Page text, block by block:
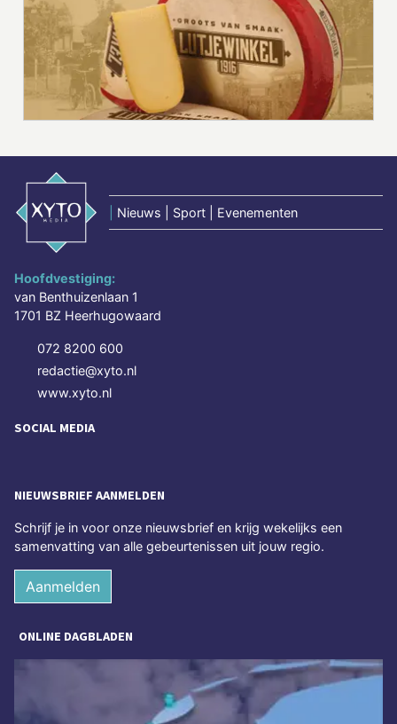
Nieuws | Sport | Evenementen
Hoofdvestiging:
van Benthuizenlaan 1
1701 BZ Heerhugowaard
072 8200 600
redactie@xyto.nl
www.xyto.nl
SOCIAL MEDIA
NIEUWSBRIEF AANMELDEN
Schrijf je in voor onze nieuwsbrief en krijg wekelijks een
samenvatting van alle gebeurtenissen uit jouw regio.
Aanmelden
ONLINE DAGBLADEN